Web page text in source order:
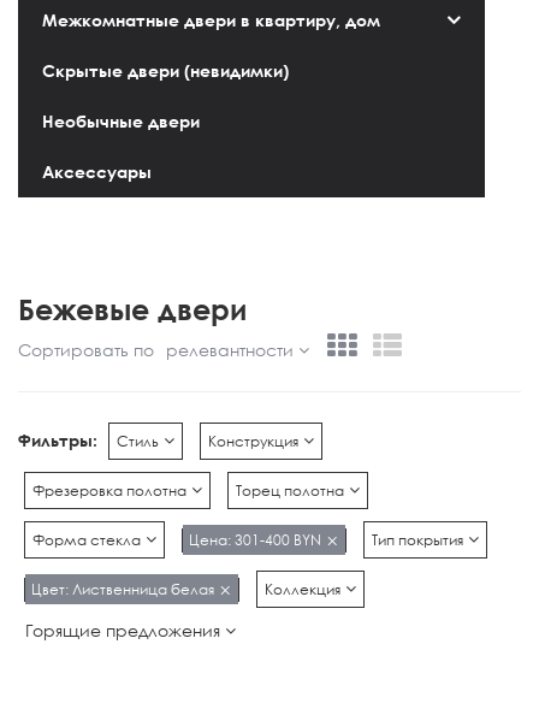
Межкомнатные двери в квартиру, дом
Скрытые двери (невидимки)
Необычные двери
Аксессуары
Бежевые двери
Сортировать по релевантности
Фильтры: Стиль Конструкция
Фрезеровка полотна Торец полотна
Форма стекла Цена: 301-400 BYN Тип покрытия
Цвет: Лиственница белая Коллекция
Горящие предложения